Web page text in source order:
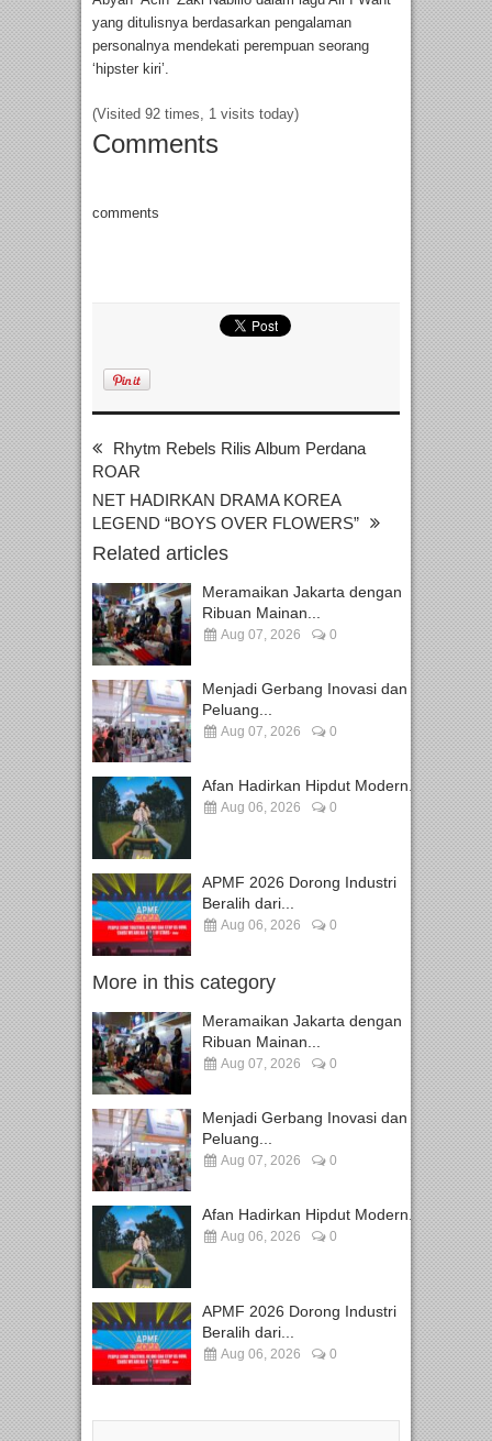
yang ditulisnya berdasarkan pengalaman
personalnya mendekati perempuan seorang
‘hipster kiri’.
(Visited 92 times, 1 visits today)
Comments
comments
Rhytm Rebels Rilis Album Perdana
ROAR
NET HADIRKAN DRAMA KOREA
LEGEND “BOYS OVER FLOWERS”
Related articles
Meramaikan Jakarta dengan
Ribuan Mainan...
Aug 07, 2026 0
Menjadi Gerbang Inovasi dan
Peluang...
Aug 07, 2026 0
Afan Hadirkan Hipdut Modern...
Aug 06, 2026 0
APMF 2026 Dorong Industri
Beralih dari...
Aug 06, 2026 0
More in this category
Meramaikan Jakarta dengan
Ribuan Mainan...
Aug 07, 2026 0
Menjadi Gerbang Inovasi dan
Peluang...
Aug 07, 2026 0
Afan Hadirkan Hipdut Modern...
Aug 06, 2026 0
APMF 2026 Dorong Industri
Beralih dari...
Aug 06, 2026 0